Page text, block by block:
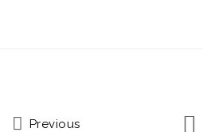
Previous